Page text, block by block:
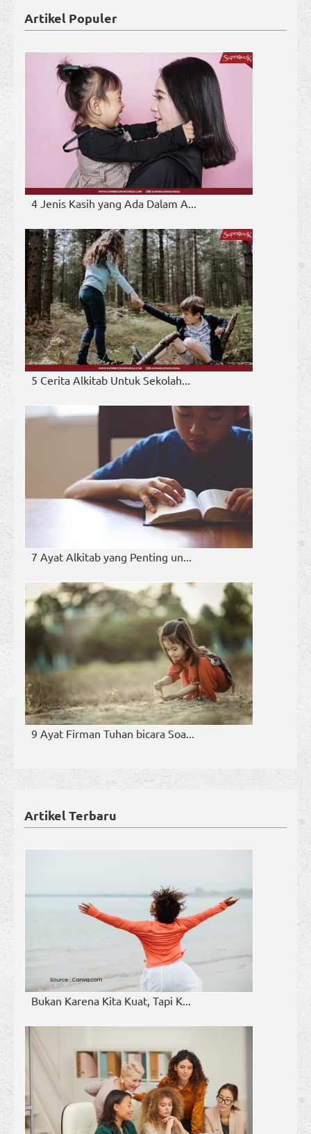
Artikel Populer
4 Jenis Kasih yang Ada Dalam A...
5 Cerita Alkitab Untuk Sekolah...
7 Ayat Alkitab yang Penting un...
9 Ayat Firman Tuhan bicara Soa...
Artikel Terbaru
Bukan Karena Kita Kuat, Tapi K...